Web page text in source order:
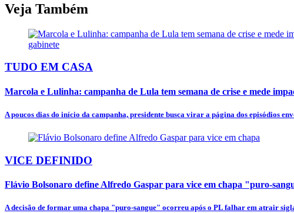
Veja Também
TUDO EM CASA
Marcola e Lulinha: campanha de Lula tem semana de crise e mede
A poucos dias do início da campanha, presidente busca virar a página dos episódios
VICE DEFINIDO
Flávio Bolsonaro define Alfredo Gaspar para vice em chapa "puro-
A decisão de formar uma chapa "puro-sangue" ocorreu após o PL falhar em atrair